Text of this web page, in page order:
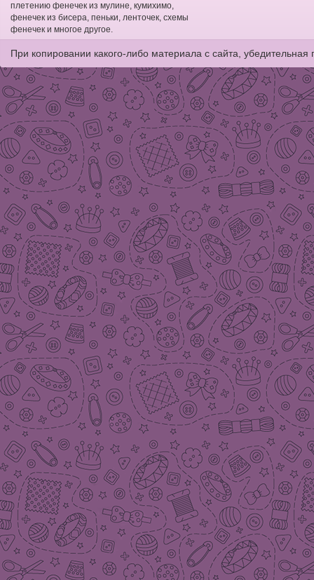
плетению фенечек из мулине, кумихимо,
фенечек из бисера, пеньки, ленточек, схемы
фенечек и многое другое.
При копировании какого-либо материала с сайта,